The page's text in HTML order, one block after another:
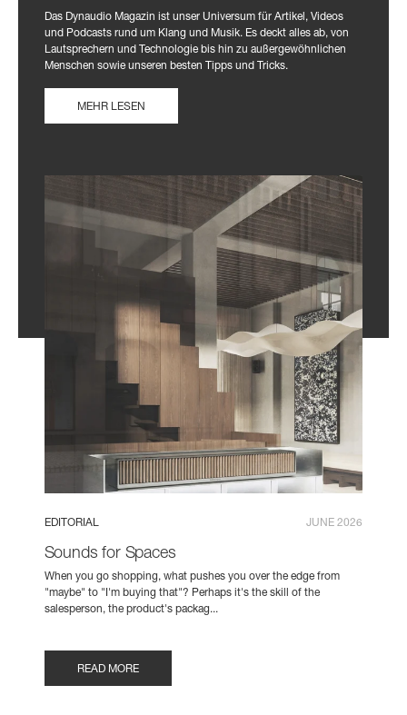
Das Dynaudio Magazin ist unser Universum für Artikel, Videos
und Podcasts rund um Klang und Musik. Es deckt alles ab, von
Lautsprechern und Technologie bis hin zu außergewöhnlichen
Menschen sowie unseren besten Tipps und Tricks.
MEHR LESEN
EDITORIAL JUNE 2026
Sounds for Spaces
When you go shopping, what pushes you over the edge from
"maybe" to "I'm buying that"? Perhaps it's the skill of the
salesperson, the product's packag...
READ MORE